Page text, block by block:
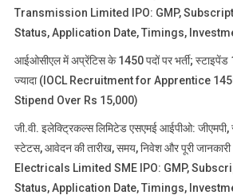
Transmission Limited IPO: GMP,
Status, Application Date, Timings,
आईओसीएल में अप्रेंटिस के 1450 पदों पर भर्ती;
ज्यादा (IOCL Recruitment for Apprentice
Stipend Over Rs 15,000)
जी.वी. इलेक्ट्रिकल्स लिमिटेड एसएमई आईपीओ: जीएमपी,
स्टेटस, आवेदन की तारीख, समय, निवेश और पूरी जानकारी
Electricals Limited SME IPO: GMP,
Status, Application Date, Timings,